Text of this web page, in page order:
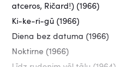
atceros, Ričard!) (1966)
Ki-ke-ri-gū (1966)
Diena bez datuma (1966)
Noktirne (1966)